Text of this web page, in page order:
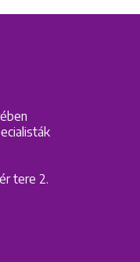
tere 2.